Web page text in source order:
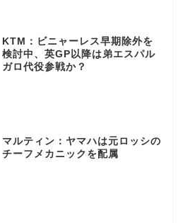
KTM：ビニャーレス早期除外を
検討中、英GP以降は弟エスパル
ガロ代役参戦か？
マルティン：ヤマハは元ロッシの
チーフメカニックを配属